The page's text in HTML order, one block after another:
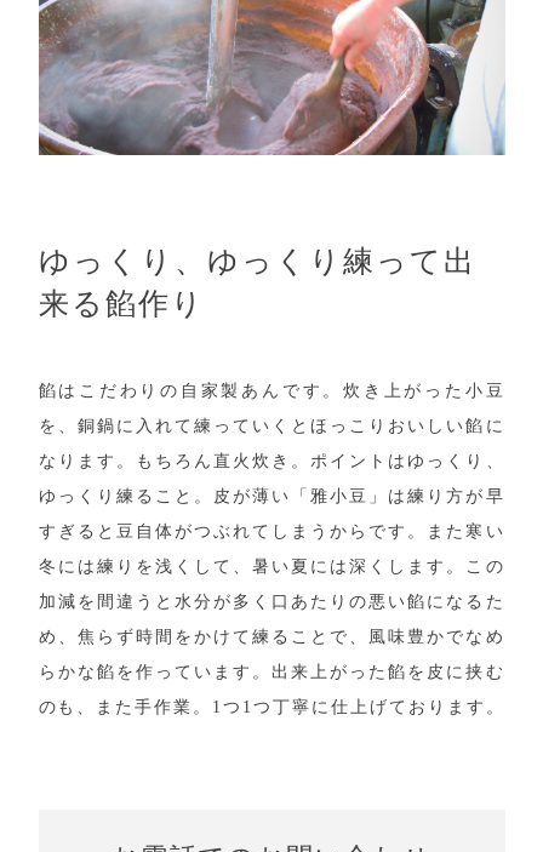
ゆっくり、ゆっくり練って出
来る餡作り
餡はこだわりの自家製あんです。炊き上がった小豆
を、銅鍋に入れて練っていくとほっこりおいしい餡に
なります。もちろん直火炊き。ポイントはゆっくり、
ゆっくり練ること。皮が薄い「雅小豆」は練り方が早
すぎると豆自体がつぶれてしまうからです。また寒い
冬には練りを浅くして、暑い夏には深くします。この
加減を間違うと水分が多く口あたりの悪い餡になるた
め、焦らず時間をかけて練ることで、風味豊かでなめ
らかな餡を作っています。出来上がった餡を皮に挟む
のも、また手作業。1つ1つ丁寧に仕上げております。